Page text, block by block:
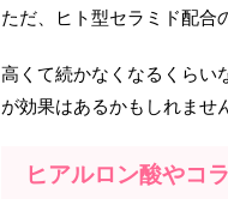
ただ、ヒト型セラミド配合
高くて続かなくなるくらい
が効果はあるかもしれませ
ヒアルロン酸やコ